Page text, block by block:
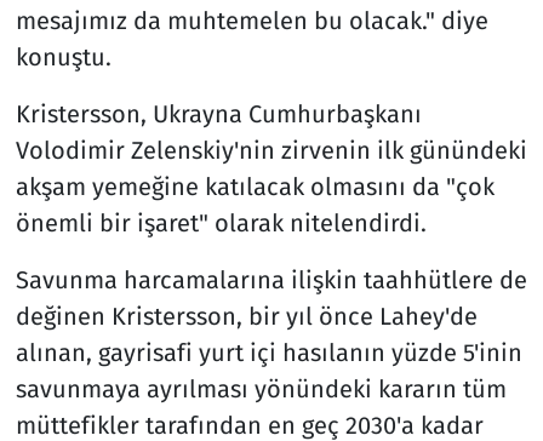
mesajımız da muhtemelen bu olacak." diye
konuştu.
Kristersson, Ukrayna Cumhurbaşkanı
Volodimir Zelenskiy'nin zirvenin ilk günündeki
akşam yemeğine katılacak olmasını da "çok
önemli bir işaret" olarak nitelendirdi.
Savunma harcamalarına ilişkin taahhütlere de
değinen Kristersson, bir yıl önce Lahey'de
alınan, gayrisafi yurt içi hasılanın yüzde 5'inin
savunmaya ayrılması yönündeki kararın tüm
müttefikler tarafından en geç 2030'a kadar